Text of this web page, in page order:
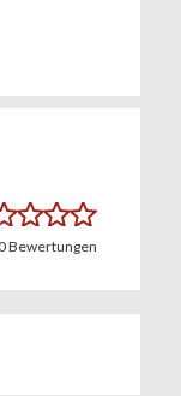
0Bewertungen